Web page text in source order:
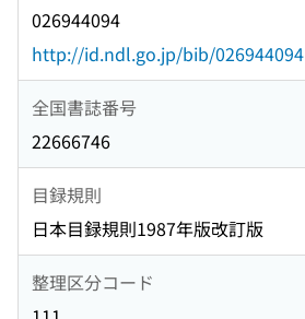
026944094
http://id.ndl.go.jp/bib/026944094
全国書誌番号
22666746
目録規則
日本目録規則1987年版改訂版
整理区分コード